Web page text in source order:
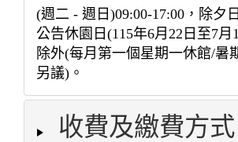
(週二 - 週日)09:00-17:00，除夕
公告休園日(115年6月22日至7月
除外(每月第一個星期一休館/暑
另議)。
收費及繳費方式